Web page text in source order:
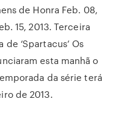
de Honra Feb. 08,
15, 2013. Terceira
‘Spartacus’ Os
esta manhã o
da série terá
de 2013.